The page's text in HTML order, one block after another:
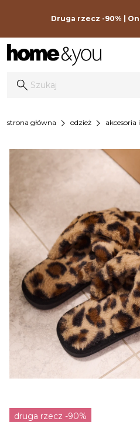
Druga rzecz -90% |
strona główna chevron_right odzież chevron_right akcesoria
druga rzecz -90%